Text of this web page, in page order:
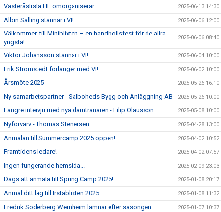
VästeråsIrsta HF omorganiserar 2025-06-13 14:30
Albin Sälling stannar i VI! 2025-06-06 12:00
Välkommen till Miniblixten – en handbollsfest för de allra
yngsta!
2025-06-06 08:40
Viktor Johansson stannar i VI! 2025-06-04 10:00
Erik Strömstedt förlänger med VI! 2025-06-02 10:00
Årsmöte 2025 2025-05-26 16:10
Ny samarbetspartner - Salboheds Bygg och Anläggning AB 2025-05-26 10:00
Längre intervju med nya damtränaren - Filip Olausson 2025-05-08 10:00
Nyförvärv - Thomas Stenersen 2025-04-28 13:00
Anmälan till Summercamp 2025 öppen! 2025-04-02 10:52
Framtidens ledare! 2025-04-02 07:57
Ingen fungerande hemsida... 2025-02-09 23:03
Dags att anmäla till Spring Camp 2025! 2025-01-08 20:17
Anmäl ditt lag till Irstablixten 2025 2025-01-08 11:32
Fredrik Söderberg Wernheim lämnar efter säsongen 2025-01-07 10:37